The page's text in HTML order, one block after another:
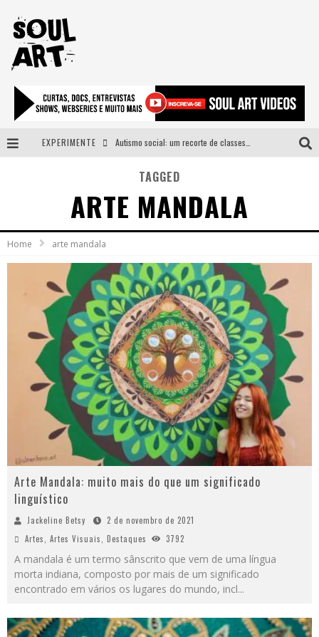
EXPERIMENTE
A subida da rampa é diferente!
Faça o bem! Mas, sem olhar a quem!?
Novo single de Arnaldo Tifu, “De Testa” explora brasilidade em sons, cores e símbolos
TAGGED
ARTE MANDALA
Home arte mandala
Arte Mandala: muito mais do que um significado
linguístico
Jackeline Betsy
2 de novembro de 2021
Artes, Artes Visuais, Destaques 3792
A mandala é um termo sânscrito que vem de uma língua
morta indiana, composto por mais de um significado
encontrado em vários os lugares do mundo, incl...